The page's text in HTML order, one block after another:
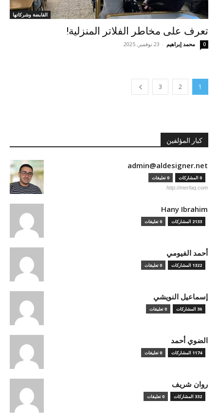
القابضة وشركاتها
تعرف على مخاطر الفلاتر المنزلية!
محمد إبراهيم - 23 نوفمبر, 2025 0
1
2
3
كبار المؤلفين
admin@aldesigner.net
0 المشاركات 0 تعليقات
http://merfaq.com
Hany Ibrahim
2133 المشاركات 0 تعليقات
أحمد الفيومي
1322 المشاركات 0 تعليقات
إسماعيل النويشي
36 المشاركات 0 تعليقات
الضوي أحمد
1174 المشاركات 0 تعليقات
روان شريف
332 المشاركات 0 تعليقات